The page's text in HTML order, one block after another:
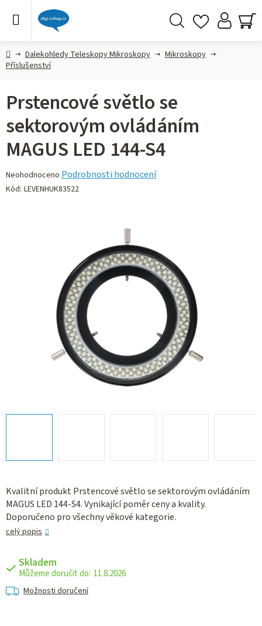
DomůDalekohledy Teleskopy Mikroskopy
Mikroskopy
Příslušenství
Kvalitní produkt Prstencové světlo se sektorovým ovládáním
MAGUS LED 144-S4. Vynikající poměr ceny a kvality.
Doporučeno pro všechny věkové kategorie.
celý popis
Skladem
11.8.2026
Možnosti doručení
Prstencové světlo se
sektorovým ovládáním
MAGUS LED 144-S4
Průměrné
hodnocení
Neohodnoceno Podrobnosti hodnocení
Kód: LEVENHUK83522